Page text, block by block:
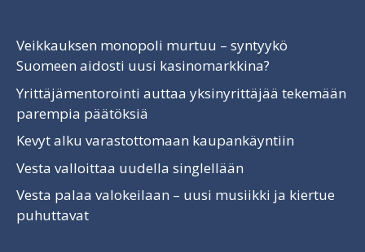
Veikkauksen monopoli murtuu – syntyykö
Suomeen aidosti uusi kasinomarkkina?
Yrittäjämentorointi auttaa yksinyrittäjää tekemään
parempia päätöksiä
Kevyt alku varastottomaan kaupankäyntiin
Vesta valloittaa uudella singlellään
Vesta palaa valokeilaan – uusi musiikki ja kiertue
puhuttavat